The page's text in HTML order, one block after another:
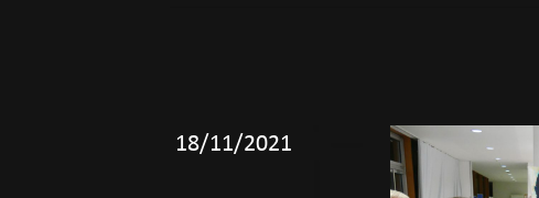
18/11/2021